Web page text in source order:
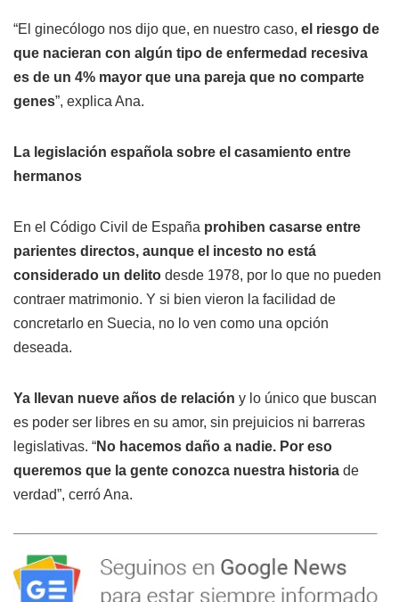
“El ginecólogo nos dijo que, en nuestro caso, el riesgo de
que nacieran con algún tipo de enfermedad recesiva
es de un 4% mayor que una pareja que no comparte
genes”, explica Ana.
La legislación española sobre el casamiento entre
hermanos
En el Código Civil de España prohiben casarse entre
parientes directos, aunque el incesto no está
considerado un delito desde 1978, por lo que no pueden
contraer matrimonio. Y si bien vieron la facilidad de
concretarlo en Suecia, no lo ven como una opción
deseada.
Ya llevan nueve años de relación y lo único que buscan
es poder ser libres en su amor, sin prejuicios ni barreras
legislativas. “No hacemos daño a nadie. Por eso
queremos que la gente conozca nuestra historia de
verdad”, cerró Ana.